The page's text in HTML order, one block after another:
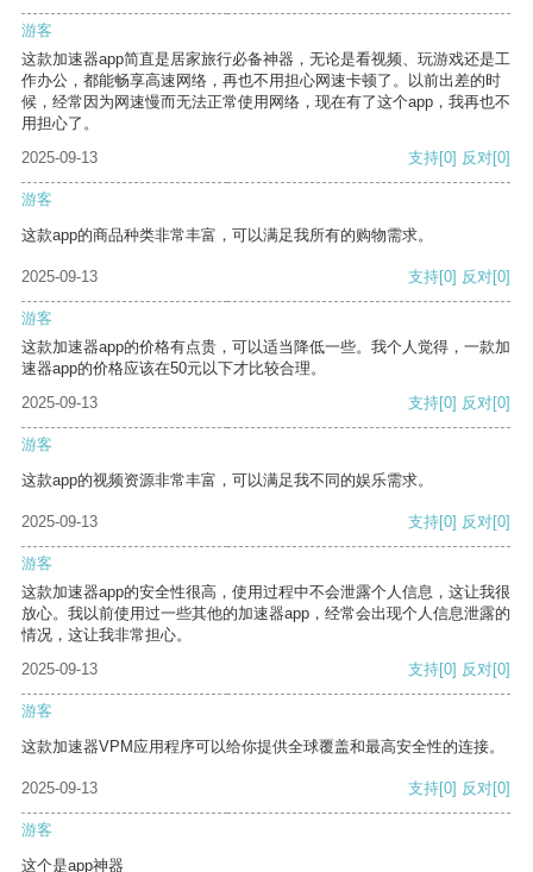
游客
这款加速器app简直是居家旅行必备神器，无论是看视频、玩游戏还是工
作办公，都能畅享高速网络，再也不用担心网速卡顿了。以前出差的时
候，经常因为网速慢而无法正常使用网络，现在有了这个app，我再也不
用担心了。
2025-09-13
支持[0] 反对[0]
游客
这款app的商品种类非常丰富，可以满足我所有的购物需求。
2025-09-13 支持[0] 反对[0]
游客
这款加速器app的价格有点贵，可以适当降低一些。我个人觉得，一款加
速器app的价格应该在50元以下才比较合理。
2025-09-13
支持[0] 反对[0]
游客
这款app的视频资源非常丰富，可以满足我不同的娱乐需求。
2025-09-13 支持[0] 反对[0]
游客
这款加速器app的安全性很高，使用过程中不会泄露个人信息，这让我很
放心。我以前使用过一些其他的加速器app，经常会出现个人信息泄露的
情况，这让我非常担心。
2025-09-13
支持[0] 反对[0]
游客
这款加速器VPM应用程序可以给你提供全球覆盖和最高安全性的连接。
2025-09-13 支持[0] 反对[0]
游客
这个是app神器